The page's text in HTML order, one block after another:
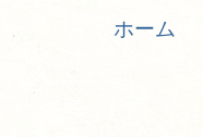
ホーム